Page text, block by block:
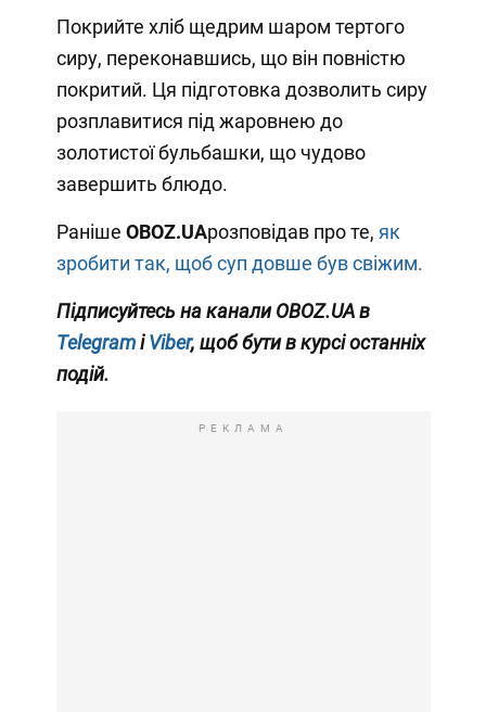
Покрийте хліб щедрим шаром тертого
сиру, переконавшись, що він повністю
покритий. Ця підготовка дозволить сиру
розплавитися під жаровнею до
золотистої бульбашки, що чудово
завершить блюдо.
Раніше OBOZ.UAрозповідав про те, як
зробити так, щоб суп довше був свіжим.
Підписуйтесь на канали OBOZ.UA в
TelegramіViber, щоб бути в курсі останніх
подій.
РЕКЛАМА